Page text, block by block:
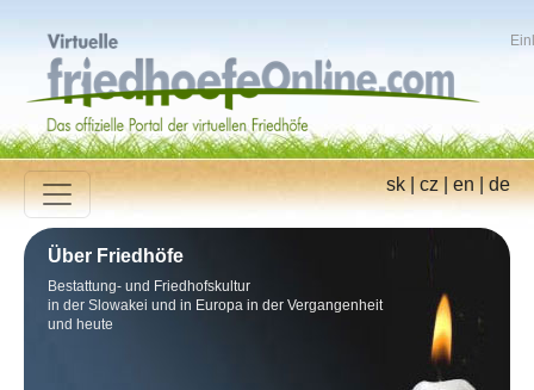
sk|cz|en|de
Über Friedhöfe
Bestattung- und Friedhofskultur
in der Slowakei und in Europa in der Vergangenheit
und heute